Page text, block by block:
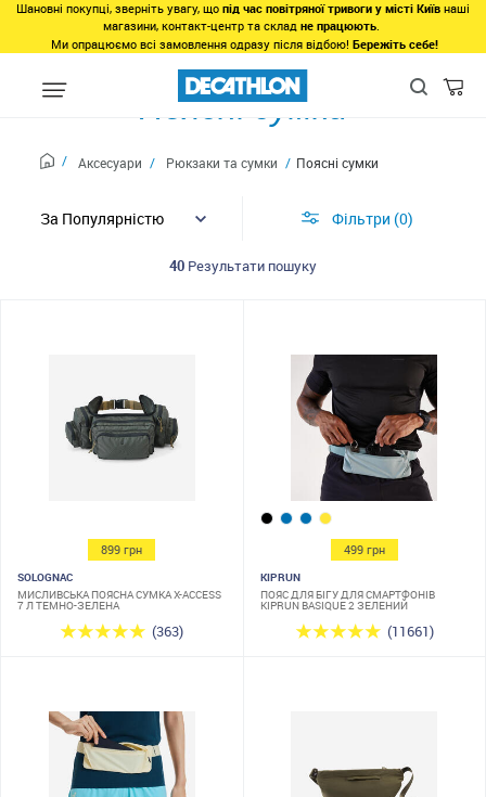
Шановні покупці, зверніть увагу, що під час повітряної тривоги у місті Київ наші
магазини, контакт-центр та склад не працюють.
Ми опрацюємо всі замовлення одразу після відбою! Бережіть себе!
Поясні сумки
Аксесуари Рюкзаки та сумки Поясні сумки
Фільтри 0
40 Результати пошуку
899 грн
SOLOGNAC
МИСЛИВСЬКА ПОЯСНА СУМКА X-ACCESS
7 Л ТЕМНО-ЗЕЛЕНА
(363)
499 грн
KIPRUN
ПОЯС ДЛЯ БІГУ ДЛЯ СМАРТФОНІВ
KIPRUN BASIQUE 2 ЗЕЛЕНИЙ
(11661)